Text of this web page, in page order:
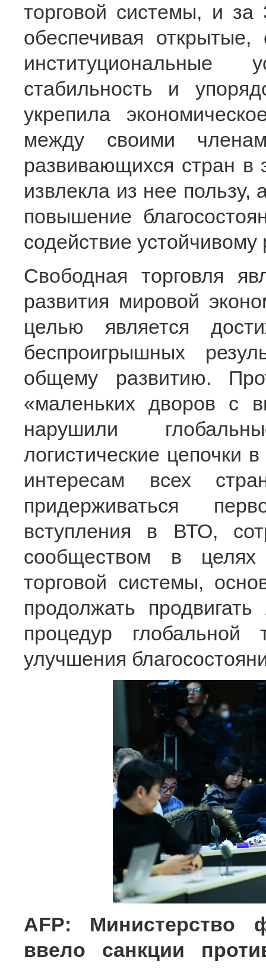
торговой системы, и за
обеспечивая
стабильность и
укрепила
между своими
развивающихся стран в
извлекла из нее
повышение
содействие устойчивому
Свободная торговля
развития мировой
целью является
беспроигрышных
общему развитию.
«маленьких дворов с
нарушили
логистические
интересам всех
придерживаться
вступления в ВТО,
сообществом в целях
торговой системы,
продолжать
процедур
улучшения
AFP:
ввело санкции